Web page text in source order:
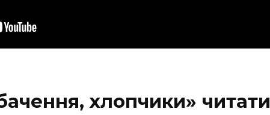
хлопчики» читати